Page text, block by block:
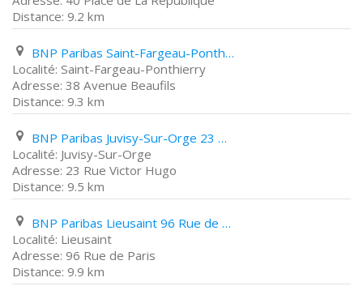
9.2 km
BNP Paribas Saint-Fargeau-Ponthierry 38 Avenue Beaufils
Saint-Fargeau-Ponthierry
38 Avenue Beaufils
9.3 km
BNP Paribas Juvisy-Sur-Orge 23 Rue Victor Hugo
Juvisy-Sur-Orge
23 Rue Victor Hugo
9.5 km
BNP Paribas Lieusaint 96 Rue de Paris
Lieusaint
96 Rue de Paris
9.9 km